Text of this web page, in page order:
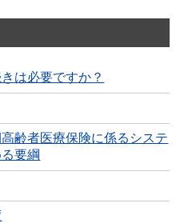
は必要ですか？
齢者医療保険に係るシステ
要綱